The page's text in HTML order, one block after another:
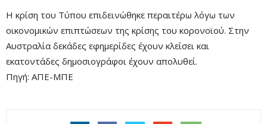
Η κρίση του Τύπου επιδεινώθηκε περαιτέρω λόγω των
οικονομικών επιπτώσεων της κρίσης του κορονοϊού. Στην
Αυστραλία δεκάδες εφημερίδες έχουν κλείσει και
εκατοντάδες δημοσιογράφοι έχουν απολυθεί.
Πηγή: ΑΠΕ-ΜΠΕ